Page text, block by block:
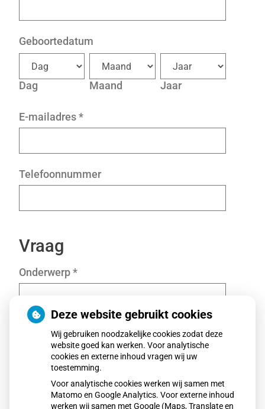
Geboortedatum
Dag Maand Jaar
E-mailadres*
Telefoonnummer
Vraag
Onderwerp*
*
Deze website gebruikt cookies
Wij gebruiken noodzakelijke cookies zodat deze
website goed kan werken. Voor analytische
cookies en externe inhoud vragen wij uw
toestemming.
Voor analytische cookies werken wij samen met
Matomo en Google Analytics. Voor externe inhoud
werken wij samen met Google (Maps, Translate en